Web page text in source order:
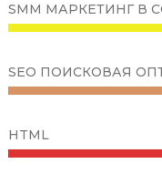
SMM МАРКЕТИНГ В
SEO ПОИСКОВАЯ
HTML